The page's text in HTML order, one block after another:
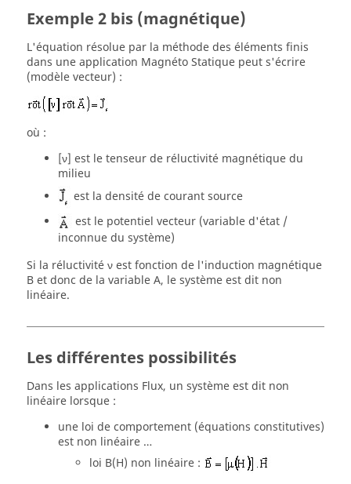
Exemple 2 bis (magnétique)
L'équation résolue par la méthode des éléments finis
dans une application Magnéto Statique peut s'écrire
(modèle vecteur) :
où :
[ν] est le tenseur de réluctivité magnétique du
milieu
est la densité de courant source
est le potentiel vecteur (variable d'état /
inconnue du système)
Si la réluctivité ν est fonction de l'induction magnétique
B et donc de la variable A, le système est dit non
linéaire.
Les différentes possibilités
Dans les applications Flux, un système est dit non
linéaire lorsque :
une loi de comportement (équations constitutives)
est non linéaire …
loi B(H) non linéaire :